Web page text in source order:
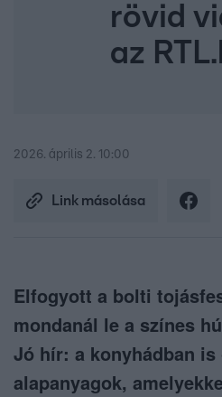
rövid
az
2026. április 2. 10:00
Link másolása
Elfogyott a bolti
mondanál le a színes
Jó hír: a konyhádban is
alapanyagok,